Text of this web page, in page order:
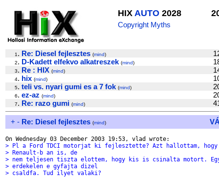
HIX AUTO 2028
Copyright Myths
1 . Re: Diesel fejlesztes (mind)
2. D-Kadett elfekvo alkatreszek (mind)
3. Re : HIX (mind)
4. hix (mind)
5. teli vs. nyari gumi es a 7 fok (mind)
6. ez-az (mind)
7. Re: razo gumi (mind)
+ - Re: Diesel fejlesztes (mind)
> Pl a Ford TDCI motorjat ki fejlesztette? Azt hallottam, hogy
> Renault-b an is, de
> nem teljesen tiszta elottem, hogy kis is csinalta motort.
> erdekelen e gyfajta dizel
> csaldfa. Tud ilyet valaki?